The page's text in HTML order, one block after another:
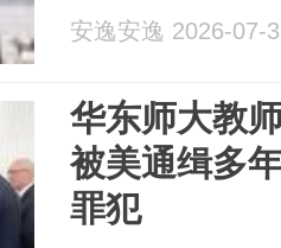
安逸安逸 2026-07-
华东师大教
被美通缉多
罪犯